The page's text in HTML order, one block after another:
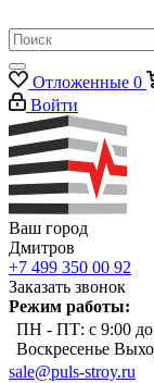
Отложенные 0
Войти
Ваш город
Дмитров
+7 499 350 00 92
Заказать звонок
Режим работы:
ПН - ПТ: с 9:00 до
Воскресенье
sale@puls-stroy.ru